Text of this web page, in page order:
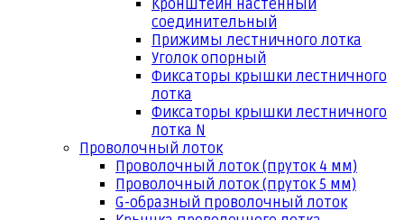
Кронштейн настенный
соединительный
Прижимы лестничного лотка
Уголок опорный
Фиксаторы крышки лестничного
лотка
Фиксаторы крышки лестничного
лотка N
Проволочный лоток
Проволочный лоток (пруток 4 мм)
Проволочный лоток (пруток 5 мм)
G-образный проволочный лоток